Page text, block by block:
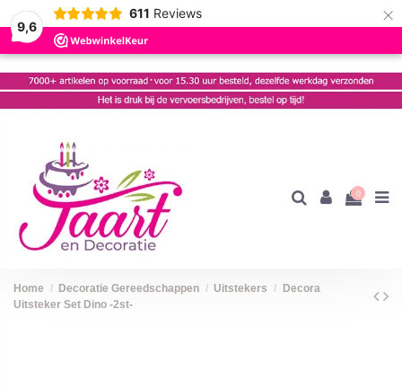
9,6
611 Reviews ×
0
Home Decoratie Gereedschappen Uitstekers
Decora
Uitsteker Set Dino -2st-